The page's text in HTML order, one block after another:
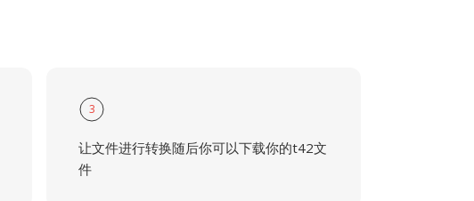
3
让文件进行转换随后你可以下载你的t42文
件